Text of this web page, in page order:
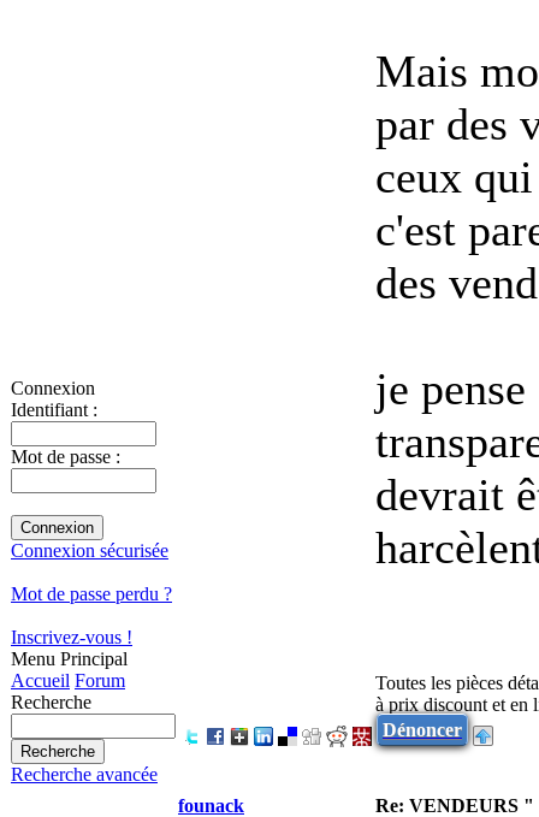
Connexion
Identifiant :
Mot de passe :
Connexion sécurisée
Mot de passe perdu ?
Inscrivez-vous !
Menu Principal
Accueil Forum
Recherche
Recherche avancée
Mais
par des
ceux
c'est
des
je
devrait
Toutes les pièces
à prix discount et
Dénoncer
founack Re: VENDEURS